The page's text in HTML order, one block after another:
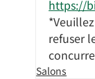
https://
refuser
Salons